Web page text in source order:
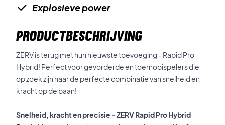
Explosieve power
PRODUCTBESCHRIJVING
ZERV is terug met hun nieuwste toevoeging - Rapid Pro
Hybrid! Perfect voor gevorderde en toernooispelers die
op zoek zijn naar de perfecte combinatie van snelheid en
kracht op de baan!
Snelheid, kracht en precisie - ZERV Rapid Pro Hybrid